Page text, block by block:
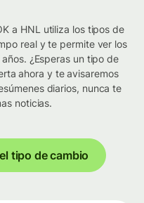
a HNL utiliza los tipos de
real y te permite ver los
¿Esperas un tipo de
ahora y te avisaremos
diarios, nunca te
noticias.
tipo de cambio